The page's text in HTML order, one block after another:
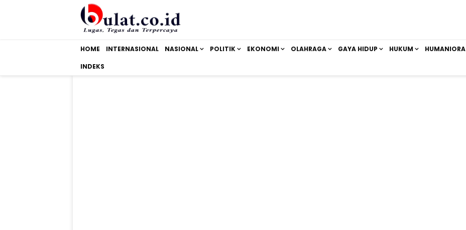
HOME INTERNASIONAL NASIONAL POLITIK EKONOMI OLAHRAGA GAYA HIDUP HUKUM HUMANIORA
INDEKS